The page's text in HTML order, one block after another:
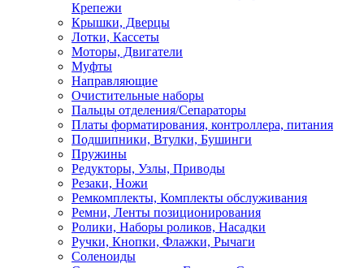
Крепежи
Крышки, Дверцы
Лотки, Кассеты
Моторы, Двигатели
Муфты
Направляющие
Очистительные наборы
Пальцы отделения/Сепараторы
Платы форматирования, контроллера, питания
Подшипники, Втулки, Бушинги
Пружины
Редукторы, Узлы, Приводы
Резаки, Ножи
Ремкомплекты, Комплекты обслуживания
Ремни, Ленты позиционирования
Ролики, Наборы роликов, Насадки
Ручки, Кнопки, Флажки, Рычаги
Соленоиды